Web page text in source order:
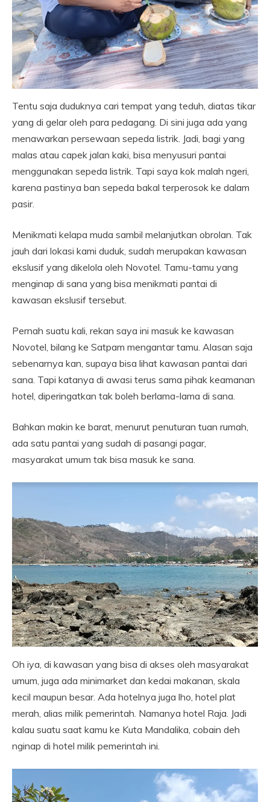
Tentu saja duduknya cari tempat yang teduh, diatas tikar
yang di gelar oleh para pedagang. Di sini juga ada yang
menawarkan persewaan sepeda listrik. Jadi, bagi yang
malas atau capek jalan kaki, bisa menyusuri pantai
menggunakan sepeda listrik. Tapi saya kok malah ngeri,
karena pastinya ban sepeda bakal terperosok ke dalam
pasir.
Menikmati kelapa muda sambil melanjutkan obrolan. Tak
jauh dari lokasi kami duduk, sudah merupakan kawasan
ekslusif yang dikelola oleh Novotel. Tamu-tamu yang
menginap di sana yang bisa menikmati pantai di
kawasan ekslusif tersebut.
Pernah suatu kali, rekan saya ini masuk ke kawasan
Novotel, bilang ke Satpam mengantar tamu. Alasan saja
sebenarnya kan, supaya bisa lihat kawasan pantai dari
sana. Tapi katanya di awasi terus sama pihak keamanan
hotel, diperingatkan tak boleh berlama-lama di sana.
Bahkan makin ke barat, menurut penuturan tuan rumah,
ada satu pantai yang sudah di pasangi pagar,
masyarakat umum tak bisa masuk ke sana.
Oh iya, di kawasan yang bisa di akses oleh masyarakat
umum, juga ada minimarket dan kedai makanan, skala
kecil maupun besar. Ada hotelnya juga lho, hotel plat
merah, alias milik pemerintah. Namanya hotel Raja. Jadi
kalau suatu saat kamu ke Kuta Mandalika, cobain deh
nginap di hotel milik pemerintah ini.